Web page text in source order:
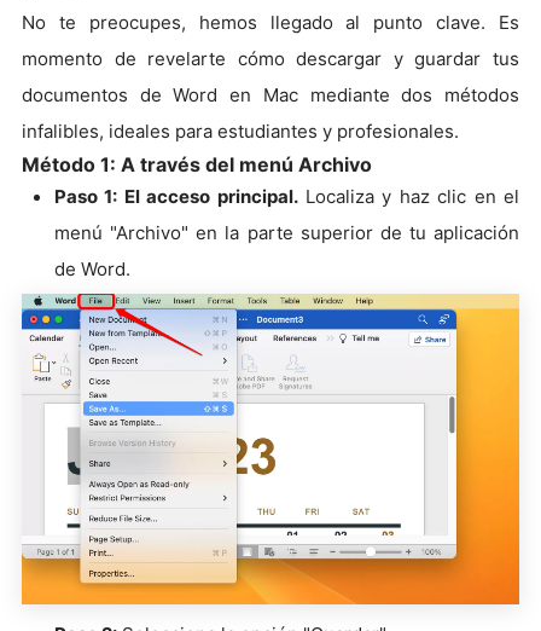
No te preocupes, hemos llegado al punto clave. Es
momento de revelarte cómo descargar y guardar tus
documentos de Word en Mac mediante dos métodos
infalibles, ideales para estudiantes y profesionales.
Método 1: A través del menú Archivo
Paso 1: El acceso principal.Localiza y haz clic en el
menú "Archivo" en la parte superior de tu aplicación
de Word.